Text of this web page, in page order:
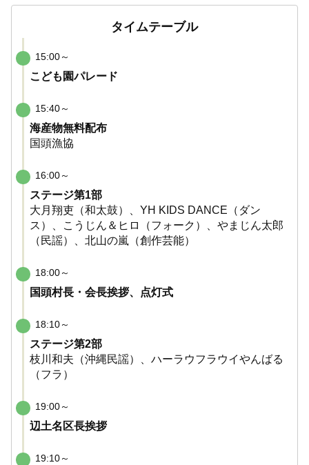
タイムテーブル
15:00～
こども園パレード
15:40～
海産物無料配布
国頭漁協
16:00～
ステージ第1部
大月翔吏（和太鼓）、YH KIDS DANCE（ダン
ス）、こうじん＆ヒロ（フォーク）、やまじん太郎
（民謡）、北山の嵐（創作芸能）
18:00～
国頭村長・会長挨拶、点灯式
18:10～
ステージ第2部
枝川和夫（沖縄民謡）、ハーラウフラウイやんばる
（フラ）
19:00～
辺土名区長挨拶
19:10～